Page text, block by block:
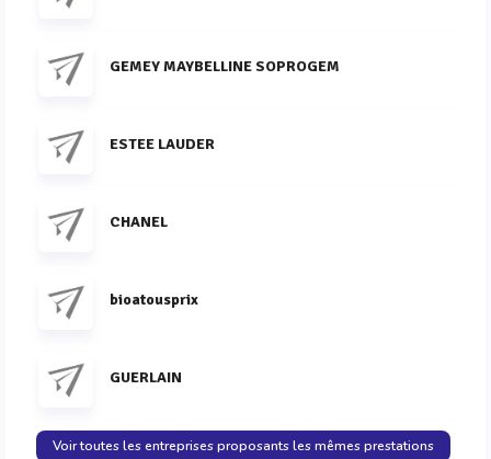
GEMEY MAYBELLINE SOPROGEM
ESTEE LAUDER
CHANEL
bioatousprix
GUERLAIN
Voir toutes les entreprises proposants les mêmes prestations